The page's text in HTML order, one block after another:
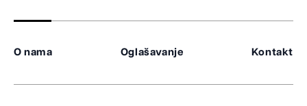
O nama Oglašavanje Kontakt